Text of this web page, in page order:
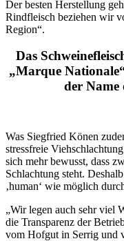
Der besten Herstellung
Rindfleisch beziehen wir
Region“.
Das
„Marque
der Name
Was Siegfried Könen
stressfreie
sich mehr bewusst, dass
Schlachtung steht.
‚human‘ wie möglich
„Wir legen auch sehr viel
die Transparenz der
vom Hofgut in Serrig und